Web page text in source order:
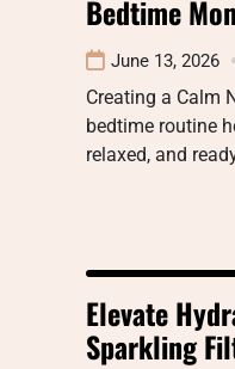
Bedtime
June 13, 2026
Creating a Calm
bedtime routine
relaxed, and
Elevate
Sparkling